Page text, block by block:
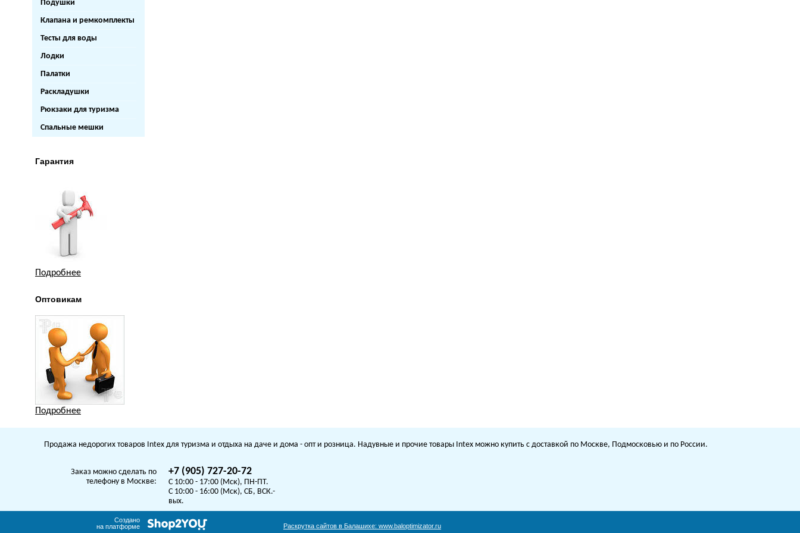
Подушки
Клапана и ремкомплекты
Тесты для воды
Лодки
Палатки
Раскладушки
Рюкзаки для туризма
Спальные мешки
Гарантия
Подробнее
Оптовикам
Подробнее
Продажа недорогих товаров Intex для туризма и отдыха на даче и дома - опт и розница. Надувные и прочие товары Intex можно купить с доставкой по Москве, Подмосковью и по России.
Заказ можно сделать по
телефону в Москве:
+7 (905) 727-20-72
C 10:00 - 17:00 (Мск), ПН-ПТ.
C 10:00 - 16:00 (Мск), СБ, ВСК.-
вых.
Создано
на платформе
Раскрутка сайтов в Балашихе: www.baloptimizator.ru